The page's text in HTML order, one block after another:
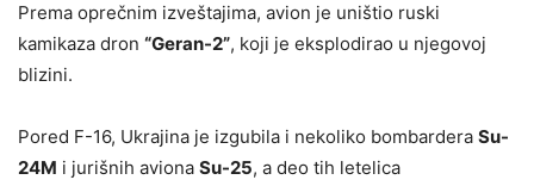
Prema oprečnim izveštajima, avion je uništio ruski
kamikaza dron “Geran-2”, koji je eksplodirao u njegovoj
blizini.
Pored F-16, Ukrajina je izgubila i nekoliko bombardera Su-
24M i jurišnih aviona Su-25, a deo tih letelica